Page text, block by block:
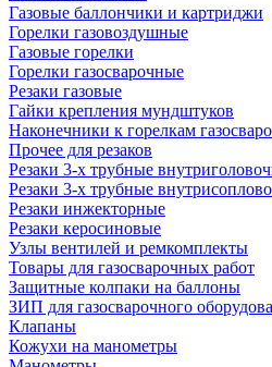
Газовые баллончики и картриджи
Горелки газовоздушные
Газовые горелки
Горелки газосварочные
Резаки газовые
Гайки крепления мундштуков
Наконечники к горелкам
Прочее для резаков
Резаки 3-х трубные
Резаки 3-х трубные
Резаки инжекторные
Резаки керосиновые
Узлы вентилей и ремкомплекты
Товары для газосварочных работ
Защитные колпаки на баллоны
ЗИП для газосварочного
Клапаны
Кожухи на манометры